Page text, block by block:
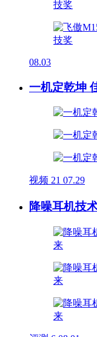
08.03
一机定乾坤
视频 21 07.29
降噪耳机技